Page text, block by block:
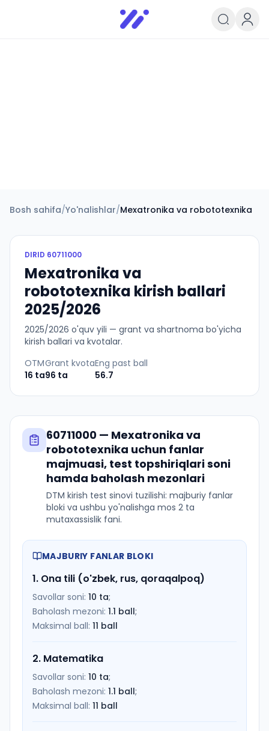
Infoedu
Ta&#039;lim xabarlari va
Bosh sahifa/Yo'nalishlar/Mexatronika va robototexnika
DIRID 60711000
Mexatronika va
robototexnika kirish ballari
2025/2026
2025/2026 o'quv yili — grant va shartnoma bo'yicha
kirish ballari va kvotalar.
OTM
16 ta
Grant kvota
96 ta
Eng past ball
56.7
60711000 — Mexatronika va
robototexnika uchun fanlar
majmuasi, test topshiriqlari soni
hamda baholash mezonlari
DTM kirish test sinovi tuzilishi: majburiy fanlar
bloki va ushbu yo'nalishga mos 2 ta
mutaxassislik fani.
MAJBURIY FANLAR BLOKI
1. Ona tili (o'zbek, rus, qoraqalpoq)
Savollar soni: 10 ta;
Baholash mezoni: 1.1 ball;
Maksimal ball: 11 ball
2. Matematika
Savollar soni: 10 ta;
Baholash mezoni: 1.1 ball;
Maksimal ball: 11 ball